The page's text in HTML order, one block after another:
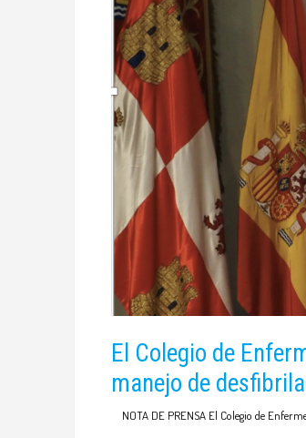
El Colegio de
manejo de
NOTA DE PRENSA El Colegio de